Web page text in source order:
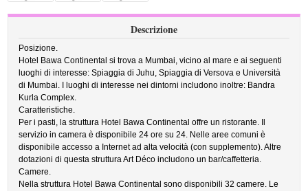
Descrizione
Posizione.
Hotel Bawa Continental si trova a Mumbai, vicino al mare e ai seguenti
luoghi di interesse: Spiaggia di Juhu, Spiaggia di Versova e Università
di Mumbai. I luoghi di interesse nei dintorni includono inoltre: Bandra
Kurla Complex.
Caratteristiche.
Per i pasti, la struttura Hotel Bawa Continental offre un ristorante. Il
servizio in camera è disponibile 24 ore su 24. Nelle aree comuni è
disponibile accesso a Internet ad alta velocità (con supplemento). Altre
dotazioni di questa struttura Art Déco includono un bar/caffetteria.
Camere.
Nella struttura Hotel Bawa Continental sono disponibili 32 camere. Le